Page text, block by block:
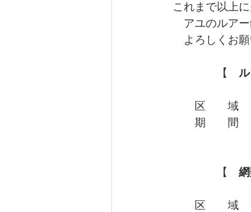
これまで以上
アユのルアー
よろしくお願
【
区　　域　
期　　間　
※　令和4
【 網
区　　域　